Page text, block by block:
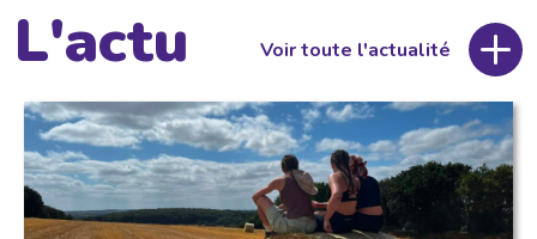
L'actu Voir toute l'actualité